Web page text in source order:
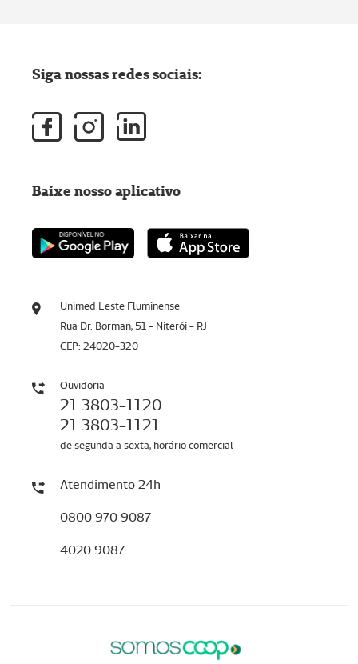
Unimed Leste Fluminense
Rua Dr. Borman, 51 - Niterói - RJ
CEP: 24020-320
Ouvidoria
21 3803-1120
21 3803-1121
de segunda a sexta, horário comercial
Atendimento 24h
0800 970 9087
4020 9087
Siga nossas redes sociais:
Baixe nosso aplicativo